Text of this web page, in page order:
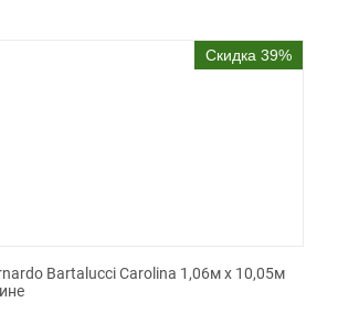
Скидка 39%
Bartalucci Carolina 1,06м х 10,05м